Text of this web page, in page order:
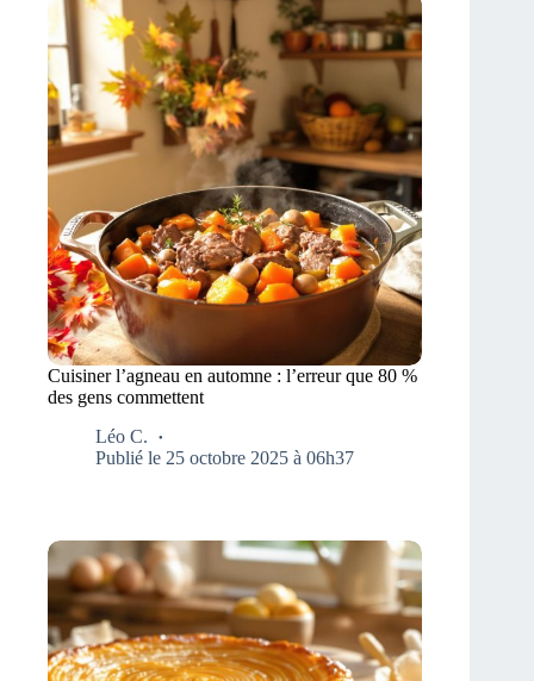
Cuisiner l’agneau en automne : l’erreur que 80 %
des gens commettent
Léo C.
Publié le 25 octobre 2025 à 06h37